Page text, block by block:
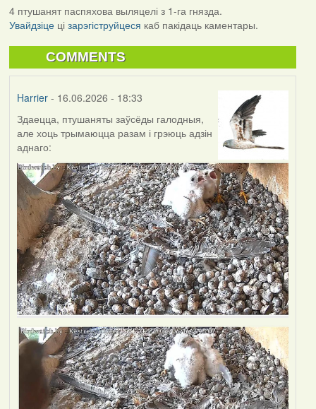
4 птушанят паспяхова выляцелі з 1-га гнязда.
Увайдзіцеці зарэгіструйцеся каб пакідаць каментары.
COMMENTS
Harrier- 16.06.2026 - 18:33
Здаецца, птушаняты заўсёды галодныя,
але хоць трымаюцца разам і грэюць адзін
аднаго: